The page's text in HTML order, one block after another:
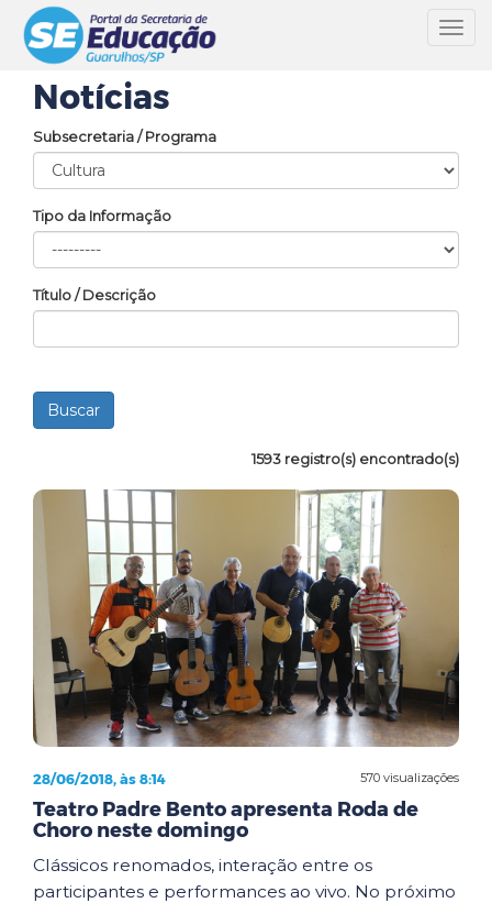
Notícias
Subsecretaria / Programa
Tipo da Informação
Título / Descrição
1593 registro(s) encontrado(s)
570 visualizações
28/06/2018, às 8:14
Teatro Padre Bento apresenta Roda de
Choro neste domingo
Clássicos renomados, interação entre os
participantes e performances ao vivo. No próximo